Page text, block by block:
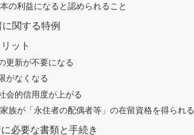
の利益になると認められること
関する特例
ット
更新が不要になる
がなくなる
会的信用度が上がる
族が「永住者の配偶者等」の在留資格を得られる
必要な書類と手続き